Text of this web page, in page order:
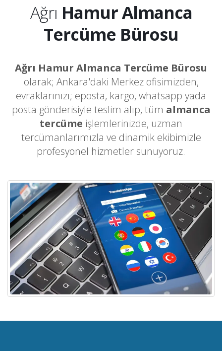
Ağrı Hamur Almanca
Tercüme Bürosu
Ağrı Hamur Almanca Tercüme Bürosu
olarak; Ankara'daki Merkez ofisimizden,
evraklarınızı; eposta, kargo, whatsapp yada
posta gönderisiyle teslim alıp, tüm almanca
tercüme işlemlerinizde, uzman
tercümanlarımızla ve dinamik ekibimizle
profesyonel hizmetler sunuyoruz.